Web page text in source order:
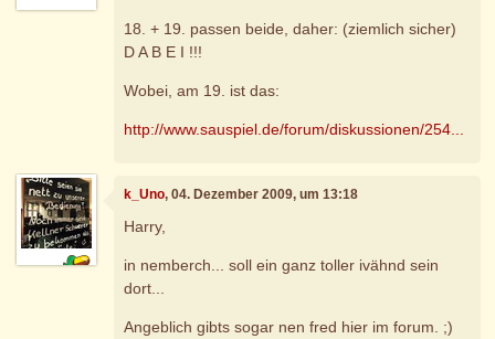
18. + 19. passen beide, daher: (ziemlich sicher)
D A B E I !!!
Wobei, am 19. ist das:
http://www.sauspiel.de/forum/diskussionen/254...
k_Uno, 04. Dezember 2009, um 13:18
Harry,
in nemberch... soll ein ganz toller ivähnd sein
dort...
Angeblich gibts sogar nen fred hier im forum. ;)